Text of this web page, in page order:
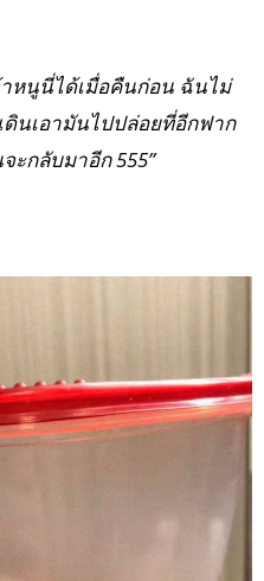
าหนูนี่ได้เมื่อคืนก่อน ฉันไม่
นเอามันไปปล่อยที่อีกฟาก
กลับมาอีก 555”